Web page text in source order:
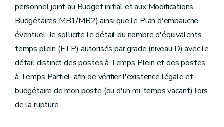
personnel joint au Budget initial et aux Modifications
Budgétaires MB1/MB2) ainsi que le Plan d'embauche
éventuel. Je sollicite le détail du nombre d'équivalents
temps plein (ETP) autorisés par grade (niveau D) avec le
détail distinct des postes à Temps Plein et des postes
à Temps Partiel, afin de vérifier l'existence légale et
budgétaire de mon poste (ou d'un mi-temps vacant) lors
de la rupture.